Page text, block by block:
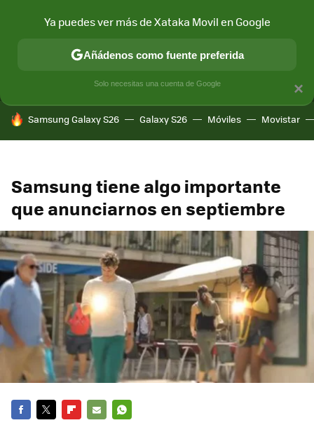
MÓVIL Y SOCIEDAD APLICACIONES
HOY SE HABLA DE
Samsung Galaxy S26 Galaxy S26 Móviles Movistar
Samsung tiene algo importante
que anunciarnos en septiembre
×
Ya puedes ver más de Xataka Movil en Google
Añádenos como fuente preferida
Solo necesitas una cuenta de Google